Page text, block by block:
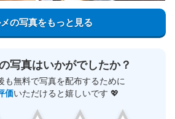
の写真をもっと見る
写真はいかがでしたか？
も無料で写真を配布するために
価いただけると嬉しいです 💖